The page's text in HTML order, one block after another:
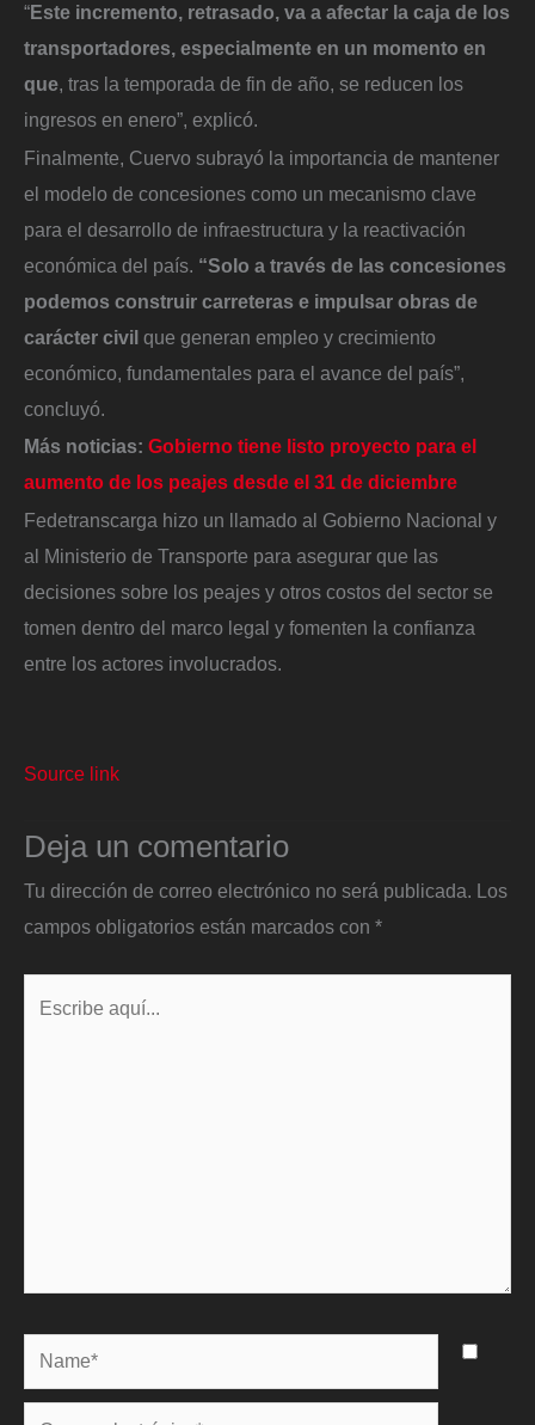
“Este incremento, retrasado, va a afectar la caja de los
transportadores, especialmente en un momento en
que, tras la temporada de fin de año, se reducen los
ingresos en enero”, explicó.
Finalmente, Cuervo subrayó la importancia de mantener
el modelo de concesiones como un mecanismo clave
para el desarrollo de infraestructura y la reactivación
económica del país. “Solo a través de las concesiones
podemos construir carreteras e impulsar obras de
carácter civil que generan empleo y crecimiento
económico, fundamentales para el avance del país”,
concluyó.
Más noticias: Gobierno tiene listo proyecto para el
aumento de los peajes desde el 31 de diciembre
Fedetranscarga hizo un llamado al Gobierno Nacional y
al Ministerio de Transporte para asegurar que las
decisiones sobre los peajes y otros costos del sector se
tomen dentro del marco legal y fomenten la confianza
entre los actores involucrados.
Source link
Deja un comentario
Tu dirección de correo electrónico no será publicada.
Los
campos obligatorios están marcados con *
Name*
Correo